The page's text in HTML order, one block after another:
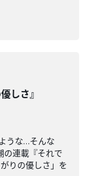
しさ』
うな…そんな
の連載『それで
りの優しさ」を